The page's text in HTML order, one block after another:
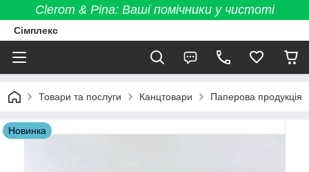
Clerom & Pina: Ваші помічники у чистоті
Сімплекс
Товари та послуги Канцтовари Паперова продукція
Новинка